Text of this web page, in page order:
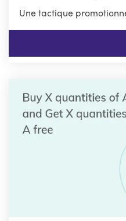
Une tactique